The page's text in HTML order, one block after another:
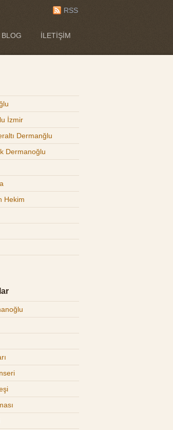
BLOG İLETIŞIM
RSS
İzmir
Dermanğlu
Dermanoğlu
Hekim